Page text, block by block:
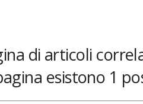
di articoli
esistono 1